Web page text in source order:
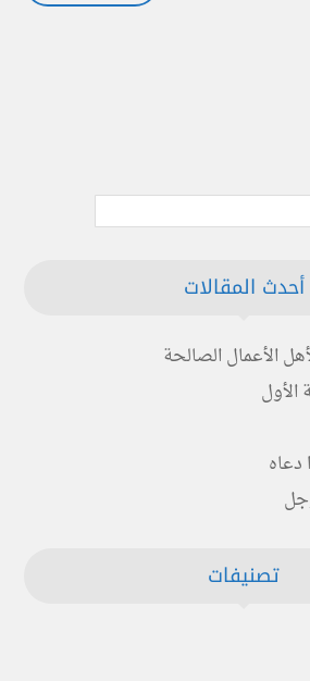
أحدث المقالات
الأعمال الصالحة
تصنيفات